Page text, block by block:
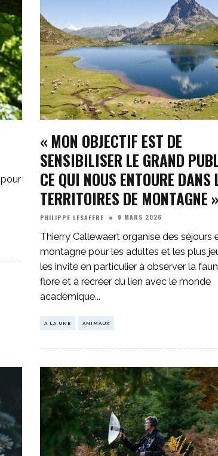
« MON OBJECTIF EST DE
SENSIBILISER LE GRAND
CE QUI NOUS ENTOURE DANS
TERRITOIRES DE MONTAGNE »
PHILIPPE LESAFFRE 9 MARS 2026
Thierry Callewaert organise des séjours
montagne pour les adultes et les plus
les invite en particulier à observer la
flore et à recréer du lien avec le monde
académique...
A LA UNE ANIMAUX